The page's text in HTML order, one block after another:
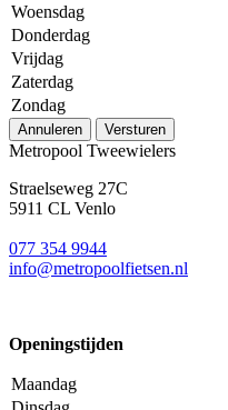
Woensdag
Donderdag
Vrijdag
Zaterdag
Zondag
Annuleren Versturen
Metropool Tweewielers
Straelseweg 27C
5911 CL Venlo
077 354 9944
info@metropoolfietsen.nl
Openingstijden
Maandag